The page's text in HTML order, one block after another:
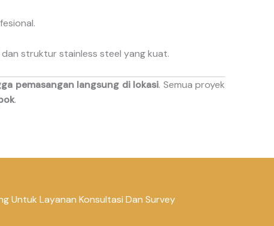
struktur stainless steel yang kuat.
pemasangan langsung di lokasi. Semua proyek
.
Untuk Layanan Konsultasi Dan Survey